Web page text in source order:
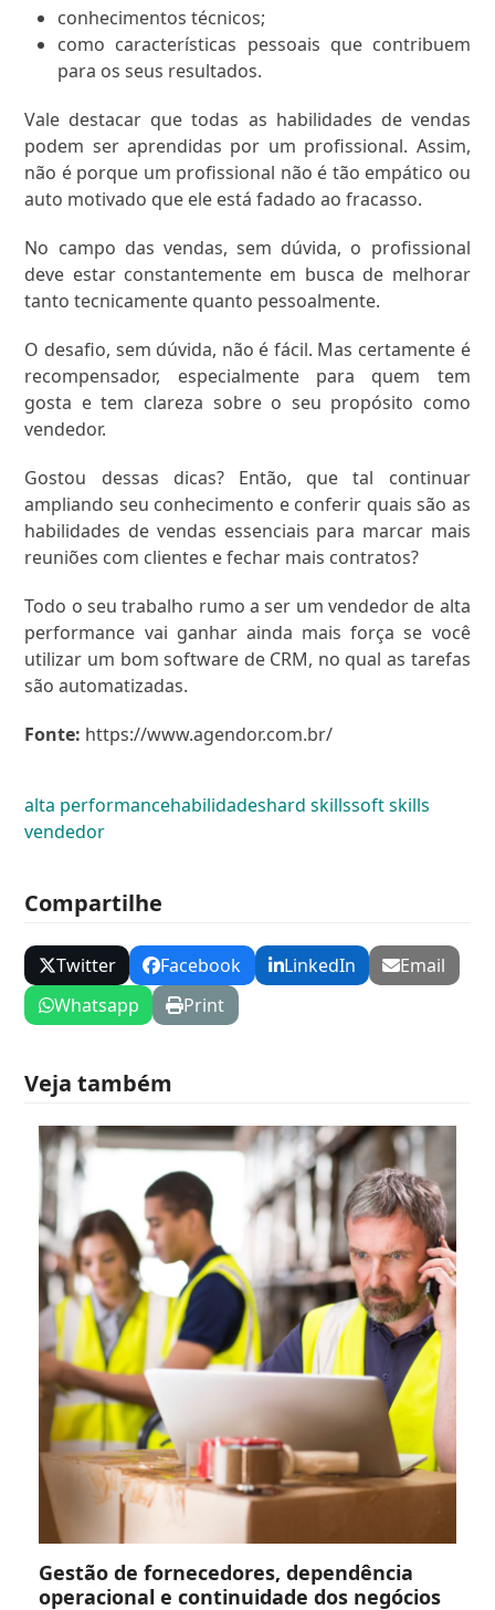
conhecimentos técnicos;
como características pessoais que contribuem
para os seus resultados.
Vale destacar que todas as habilidades de vendas
podem ser aprendidas por um profissional. Assim,
não é porque um profissional não é tão empático ou
auto motivado que ele está fadado ao fracasso.
No campo das vendas, sem dúvida, o profissional
deve estar constantemente em busca de melhorar
tanto tecnicamente quanto pessoalmente.
O desafio, sem dúvida, não é fácil. Mas certamente é
recompensador, especialmente para quem tem
gosta e tem clareza sobre o seu propósito como
vendedor.
Gostou dessas dicas? Então, que tal continuar
ampliando seu conhecimento e conferir quais são as
habilidades de vendas essenciais para marcar mais
reuniões com clientes e fechar mais contratos?
Todo o seu trabalho rumo a ser um vendedor de alta
performance vai ganhar ainda mais força se você
utilizar um bom software de CRM, no qual as tarefas
são automatizadas.
Fonte: https://www.agendor.com.br/
alta performancehabilidadeshard skillssoft skills
vendedor
Compartilhe
Twitter Facebook LinkedIn
Email
Whatsapp
Print
Veja também
Gestão de fornecedores, dependência
operacional e continuidade dos negócios